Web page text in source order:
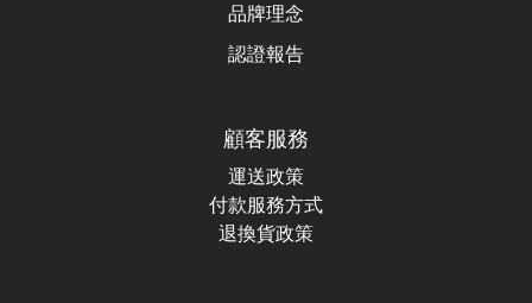
品牌理念
認證報告
顧客服務
運送政策
付款服務方式
退換貨政策